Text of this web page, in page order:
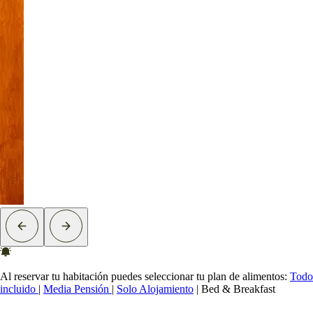
Al reservar tu habitación puedes seleccionar tu plan de alimentos: Todo
incluido | Media Pensión | Solo Alojamiento | Bed & Breakfast